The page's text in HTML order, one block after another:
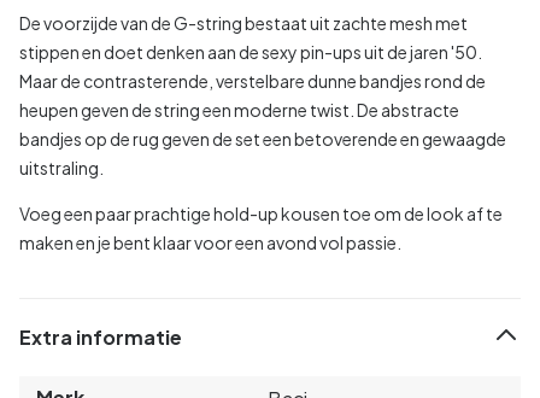
De voorzijde van de G-string bestaat uit zachte mesh met
stippen en doet denken aan de sexy pin-ups uit de jaren '50.
Maar de contrasterende, verstelbare dunne bandjes rond de
heupen geven de string een moderne twist. De abstracte
bandjes op de rug geven de set een betoverende en gewaagde
uitstraling.
Voeg een paar prachtige hold-up kousen toe om de look af te
maken en je bent klaar voor een avond vol passie.
Extra informatie